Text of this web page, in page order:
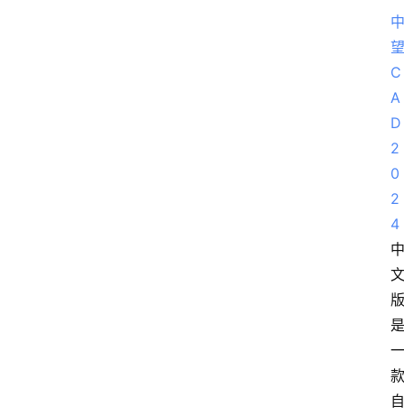
中
望
C
A
D
2
0
2
4
中
文
版
是
一
款
自